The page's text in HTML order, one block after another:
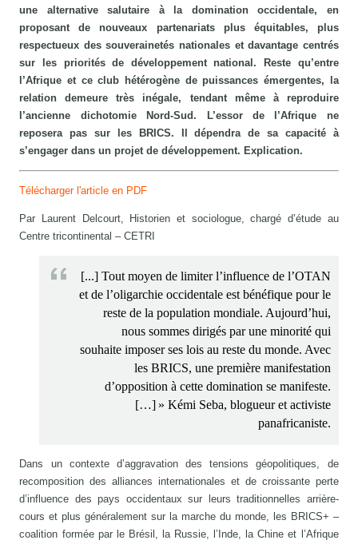
une alternative salutaire à la domination occidentale, en
proposant de nouveaux partenariats plus équitables, plus
respectueux des souverainetés nationales et davantage centrés
sur les priorités de développement national. Reste qu’entre
l’Afrique et ce club hétérogène de puissances émergentes, la
relation demeure très inégale, tendant même à reproduire
l’ancienne dichotomie Nord-Sud. L’essor de l’Afrique ne
reposera pas sur les BRICS. Il dépendra de sa capacité à
s’engager dans un projet de développement. Explication.
Télécharger l'article en PDF
Par Laurent Delcourt, Historien et sociologue, chargé d’étude au
Centre tricontinental – CETRI
[...] Tout moyen de limiter l’influence de l’OTAN
et de l’oligarchie occidentale est bénéfique pour le
reste de la population mondiale. Aujourd’hui,
nous sommes dirigés par une minorité qui
souhaite imposer ses lois au reste du monde. Avec
les BRICS, une première manifestation
d’opposition à cette domination se manifeste.
[…] » Kémi Seba, blogueur et activiste
panafricaniste.
Dans un contexte d’aggravation des tensions géopolitiques, de
recomposition des alliances internationales et de croissante perte
d’influence des pays occidentaux sur leurs traditionnelles arrière-
cours et plus généralement sur la marche du monde, les BRICS+ –
coalition formée par le Brésil, la Russie, l’Inde, la Chine et l’Afrique